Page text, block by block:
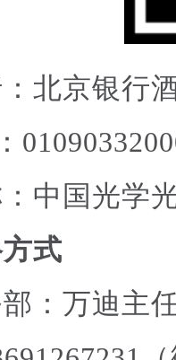
北京银行
中国光学
式
：万迪主